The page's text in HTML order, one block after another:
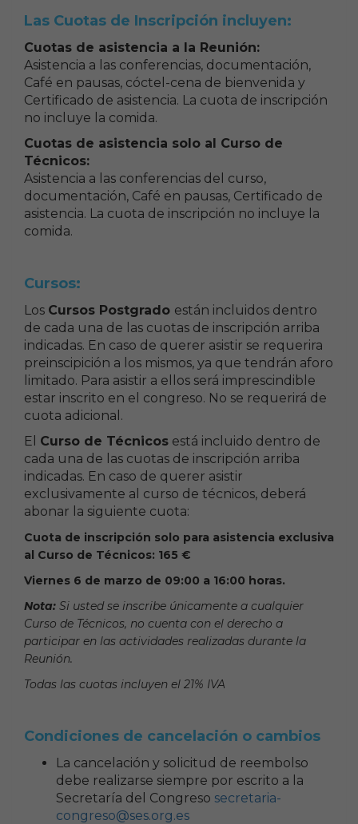
Las Cuotas de Inscripción incluyen:
Cuotas de asistencia a la Reunión:
Asistencia a las conferencias, documentación,
Café en pausas, cóctel-cena de bienvenida y
Certificado de asistencia. La cuota de inscripción
no incluye la comida.
Cuotas de asistencia solo al Curso de
Técnicos:
Asistencia a las conferencias del curso,
documentación, Café en pausas, Certificado de
asistencia. La cuota de inscripción no incluye la
comida.
Cursos:
Los Cursos Postgrado están incluidos dentro
de cada una de las cuotas de inscripción arriba
indicadas. En caso de querer asistir se requerira
preinscipición a los mismos, ya que tendrán aforo
limitado. Para asistir a ellos será imprescindible
estar inscrito en el congreso. No se requerirá de
cuota adicional.
El Curso de Técnicos está incluido dentro de
cada una de las cuotas de inscripción arriba
indicadas. En caso de querer asistir
exclusivamente al curso de técnicos, deberá
abonar la siguiente cuota:
Cuota de inscripción solo para asistencia exclusiva
al Curso de Técnicos: 165 €
Viernes 6 de marzo de 09:00 a 16:00 horas.
Nota: Si usted se inscribe únicamente a cualquier
Curso de Técnicos, no cuenta con el derecho a
participar en las actividades realizadas durante la
Reunión.
Todas las cuotas incluyen el 21% IVA
Condiciones de cancelación o cambios
La cancelación y solicitud de reembolso
debe realizarse siempre por escrito a la
Secretaría del Congreso secretaria-
congreso@ses.org.es